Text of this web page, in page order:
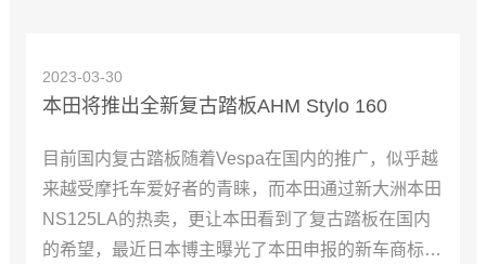
2023-03-30
本田将推出全新复古踏板AHM Stylo 160
目前国内复古踏板随着Vespa在国内的推广，似乎越
来越受摩托车爱好者的青睐，而本田通过新大洲本田
NS125LA的热卖，更让本田看到了复古踏板在国内
的希望，最近日本博主曝光了本田申报的新车商标--